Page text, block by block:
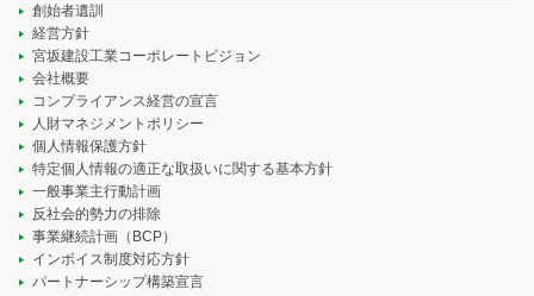
創始者遺訓
経営方針
宮坂建設工業コーポレートビジョン
会社概要
コンプライアンス経営の宣言
人財マネジメントポリシー
個人情報保護方針
特定個人情報の適正な取扱いに関する基本方針
一般事業主行動計画
反社会的勢力の排除
事業継続計画（BCP）
インボイス制度対応方針
パートナーシップ構築宣言